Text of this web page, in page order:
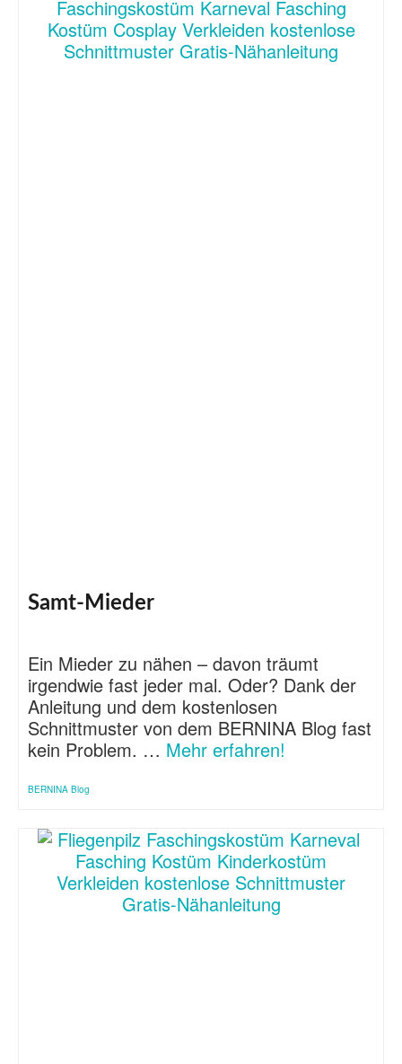
Samt-Mieder
Ein Mieder zu nähen – davon träumt
irgendwie fast jeder mal. Oder? Dank der
Anleitung und dem kostenlosen
Schnittmuster von dem BERNINA Blog fast
kein Problem. … Mehr erfahren!
BERNINA Blog